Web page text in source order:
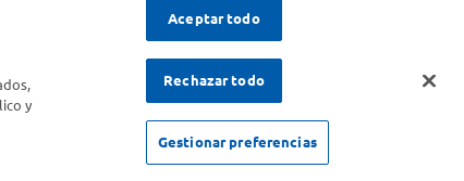
y
Aceptar todo
Rechazar todo
Gestionar preferencias